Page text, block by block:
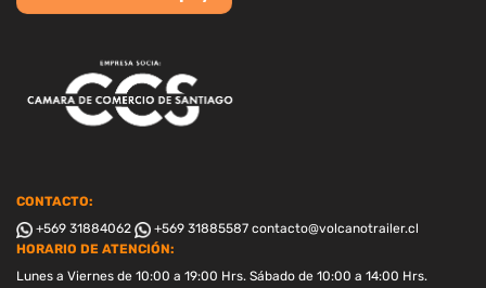
CONTACTO:
+569 31884062
+569 31885587 contacto@volcanotrailer.cl
HORARIO DE ATENCIÓN:
Lunes a Viernes de 10:00 a 19:00 Hrs. Sábado de 10:00 a 14:00 Hrs.